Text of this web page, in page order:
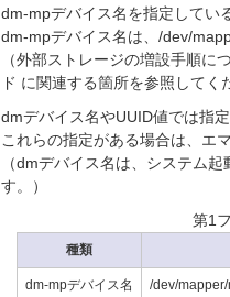
dm-mpデバイス名を指定してい
dm-mpデバイス名は、/dev/
（外部ストレージの増設手順
ド に関連する箇所を参照してく
dmデバイス名やUUID値では指
これらの指定がある場合は、エ
（dmデバイス名は、システム
す。）
第1
種類
dm-mpデバイス名 /dev/